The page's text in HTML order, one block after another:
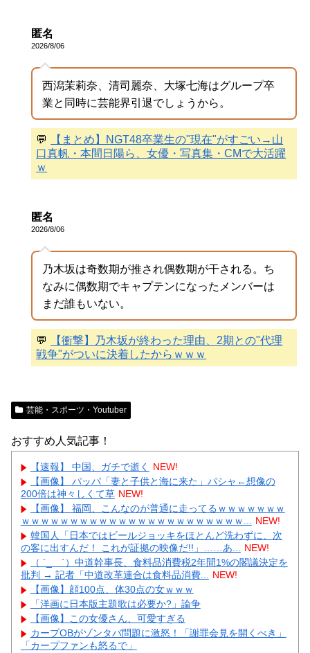
匿名
2026/8/06
西潟茉莉奈、清司麗奈、大塚七海はグループ卒
業と同時に芸能界引退でしょうから。
💬
【まとめ】NGT48卒業生の"現在"がすごい→山
口真帆・本間日陽ら、女優・写真集・CMで大活躍
ｗ
匿名
2026/8/06
乃木坂は奇数期が推され偶数期が干される。ち
なみに偶数期でキャプテンになったメンバーは
まだ誰もいない。
💬
【衝撃】乃木坂が終わった理由、2期との"代理
戦争"がついに決着したからｗｗｗ
芸能・スポーツ・Youtuber
おすすめ人気記事！
【速報】 中国、ガチで逝く
NEW!
【画像】 パッパ「妻と子供と海に来た」パシャ←想像の
200倍は神々しくて草 NEW!
【画像】 福岡、こんなのが普通に走ってるｗｗｗｗｗｗｗ
ｗｗｗｗｗｗｗｗｗｗｗｗｗｗｗｗｗｗｗｗｗｗｗ...
NEW!
韓国人「日本ではビールジョッキをほとんど洗わずに、次
の客に出すんだ！ これが証拠の映像だ!!」……あ...
NEW!
（ ´_ゝ`）中道幹事長、食料品消費税2年間1%の閣議決定を
批判 → 記者「中道改革連合は食料品消費...
NEW!
【画像】顔100点、体30点の女ｗｗｗ
「洋画に日本版主題歌は必要か?」論争
【画像】この女優さん、可愛すぎる
カープOBがゾンタバ問題に激怒！「謝罪会見を開くべき」
「カープファンも怒るで」